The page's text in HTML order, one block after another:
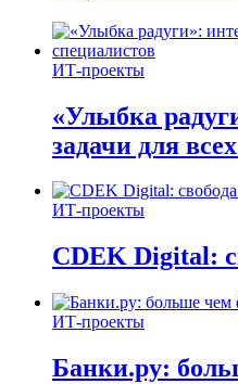
ИТ-проекты
«Улыбка
задачи для
ИТ-проекты
CDEK Digital:
ИТ-проекты
Банки.ру: